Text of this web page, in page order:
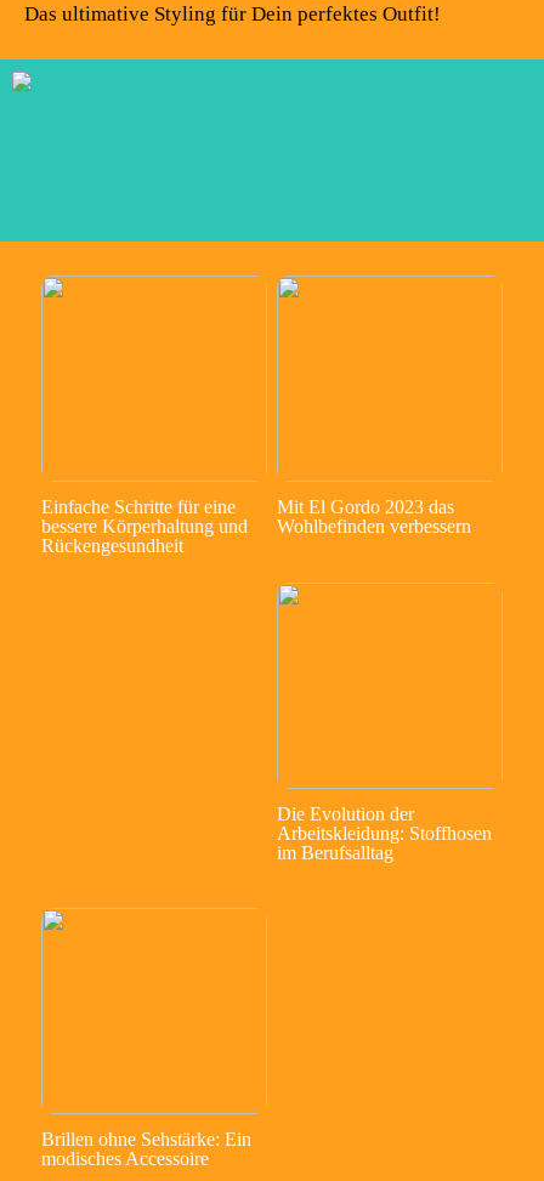
Das ultimative Styling für Dein perfektes Outfit!
Einfache Schritte für eine
bessere Körperhaltung und
Rückengesundheit
Mit El Gordo 2023 das
Wohlbefinden verbessern
Die Evolution der
Arbeitskleidung: Stoffhosen
im Berufsalltag
Brillen ohne Sehstärke: Ein
modisches Accessoire